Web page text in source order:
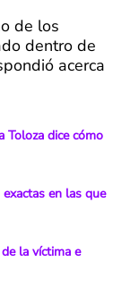
de los
dentro de
acerca
Toloza dice cómo
en las que
la víctima e